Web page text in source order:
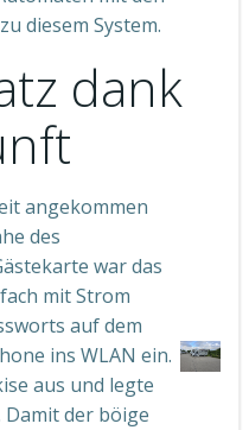
diesem System.
dank
angekommen
des
war das
mit Strom
auf dem
ins WLAN ein.
aus und legte
Damit der böige